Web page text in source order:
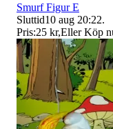
Smurf Figur E
Sluttid10 aug 20:22.
Pris:25 kr,Eller Köp